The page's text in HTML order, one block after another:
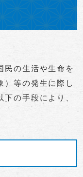
の生活や生命を
）等の発生に際し
の手段により、